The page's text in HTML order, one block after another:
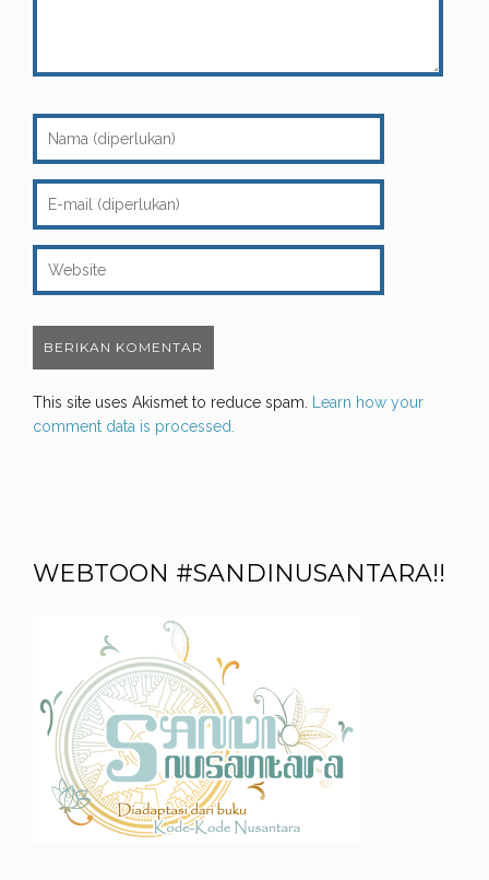
This site uses Akismet to reduce spam. Learn how your
comment data is processed.
WEBTOON #SANDINUSANTARA!!